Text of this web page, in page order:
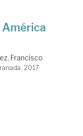
América
Francisco
2017